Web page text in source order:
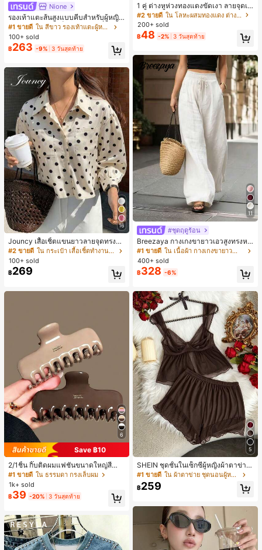
Nione
รองเท้าแตะส้นสูงแบบคีบสำหรับผู้หญิง
สไตล์คลาสสิก สีบล็อก สไตล์แฟรี่ฤดูร้อ
น ส้นเข็ม รองเท้าแตะแบบคีบ รองเท้าแ
ตะชายหาดแฟชั่นสายไขว้ รองเท้าผู้ห
ญิง สำหรับออฟฟิศ บ้าน กลางแจ้ง ดีไซ
น์หัวเหลี่ยม ชิคและหรูหรา สำหรับเดทไ
นท์
#1 ขายดี
ใน สีขาว รองเท้าแตะผู้หญิง
100+ sold
฿263 -9% 3 วันสุดท้าย
16
Jouncy เสื้อเชิ้ตแขนยาวลายจุดทรงหล
วมสำหรับผู้หญิง
#2 ขายดี
ใน กระเป๋า เสื้อเชิ้ตทำงานมีกระเป๋า
100+ sold
฿269
6
Save ฿10
2/1ชิ้น กิ๊บติดผมแฟชั่นขนาดใหญ่สีน้ำ
ตาลชานมสำหรับผู้หญิง เหมาะสำหรับก
ารอาบน้ำ ล้างหน้า และจัดแต่งทรงผม
#1 ขายดี ใน ธรรมดา กรงเล็บผม
1k+ sold
฿39 -20% 3 วันสุดท้าย
1 คู่ ต่างหูห่วงทองแดงขัดเงา ลายจุดเร
ขาคณิตสไตล์มินิมอล เหมาะสำหรับสว
มใส่ประจำวันแบบสบายๆ สำหรับผู้หญิง
#2 ขายดี
ใน โลหะผสมทองแดง ต่างหูผู้หญิง
200+ sold
฿48 -2% 3 วันสุดท้าย
11
#ชุดฤดูร้อน
Breezaya กางเกงขายาวเอวสูงทรงหล
วมขาบานสำหรับผู้หญิง สีขาวเรียบหรูส
ไตล์ชิค เหมาะสำหรับใส่เที่ยวทะเล วันห
ยุดพักผ่อนฤดูร้อน ลุคสบายๆ ใส่ได้หลา
ยโอกาสในชีวิตประจำวัน
#1 ขายดี
ใน เนื้อผ้า กางเกงขายาวลำลองผ้า
400+ sold
฿328 -6%
5
SHEIN ชุดชั้นในเซ็กซี่ผู้หญิงผ้าตาข่าย
มีโครงคัพบาง
#1 ขายดี ใน ผ้าตาข่าย ชุดนอนผู้หญิง
฿259